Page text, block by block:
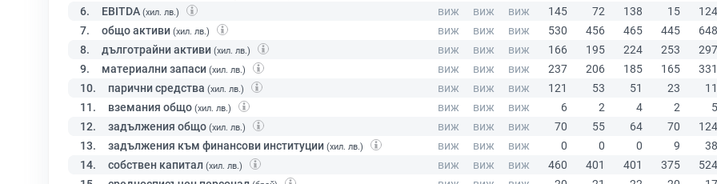
6. EBITDA (хил. лв.)
7. общо активи (хил. лв.)
8. дълготрайни активи (хил. лв.)
9. материални запаси (хил. лв.)
10. парични средства (хил. лв.)
11. вземания общо (хил. лв.)
12. задължения общо (хил. лв.)
13. задължения към финансови институции (хил. лв.)
14. собствен капитал (хил. лв.)